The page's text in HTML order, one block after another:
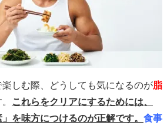
しむ際、どうしても気になるのが脂
これらをクリアにするためには、
を味方につけるのが正解です。 食事